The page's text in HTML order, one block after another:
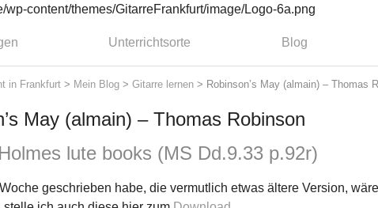
Unterrichtsorte Blog
in Frankfurt > Mein Blog > Gitarre lernen > Robinson’s May (almain) – Thomas
May (almain) – Thomas Robinson
lute books (MS Dd.9.33 p.92r)
geschrieben habe, die vermutlich etwas ältere Version,